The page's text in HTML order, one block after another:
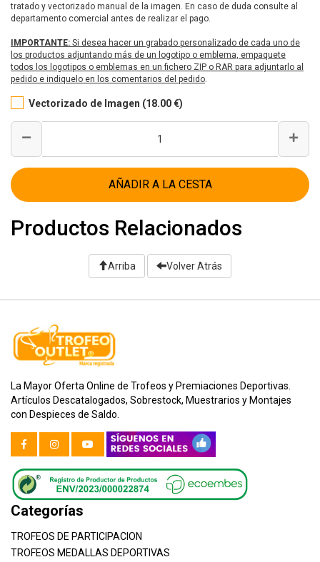
tratado y vectorizado manual de la imagen. En caso de duda consulte al
departamento comercial antes de realizar el pago.
IMPORTANTE: Si desea hacer un grabado personalizado de cada uno de
los productos adjuntando más de un logotipo o emblema, empaquete
todos los logotipos o emblemas en un fichero ZIP o RAR para adjuntarlo al
pedido e indiquelo en los comentarios del pedido.
Vectorizado de Imagen (18.00 €)
AÑADIR A LA CESTA
Productos Relacionados
Arriba Volver Atrás
La Mayor Oferta Online de Trofeos y Premiaciones Deportivas.
Artículos Descatalogados, Sobrestock, Muestrarios y Montajes
con Despieces de Saldo.
Categorías
TROFEOS DE PARTICIPACION
TROFEOS MEDALLAS DEPORTIVAS